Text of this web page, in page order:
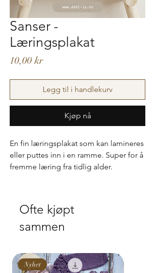
Sanser -
Læringsplakat
10,00 krPris
Legg til i handlekurv
Kjøp nå
En fin læringsplakat som kan lamineres
eller puttes inn i en ramme. Super for å
fremme læring fra tidlig alder.
Ofte kjøpt
sammen
Nyhet